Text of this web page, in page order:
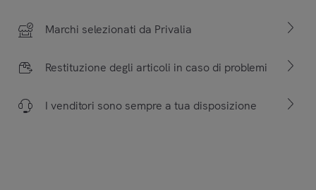
Marchi selezionati da Privalia
Restituzione degli articoli in caso di problemi
I venditori sono sempre a tua disposizione